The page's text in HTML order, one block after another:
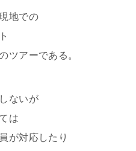
地での
ツアーである。
ないが
は
が対応したり